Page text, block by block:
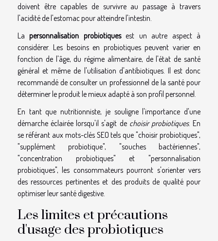
doivent être capables de survivre au passage à travers
l'acidité de l'estomac pour atteindre l'intestin.
Lapersonnalisation probiotiquesest un autre aspect à
considérer. Les besoins en probiotiques peuvent varier en
fonction de l'âge, du régime alimentaire, de l'état de santé
général et même de l'utilisation d'antibiotiques. Il est donc
recommandé de consulter un professionnel de la santé pour
déterminer le produit le mieux adapté à son profil personnel.
En tant que nutritionniste, je souligne l'importance d'une
démarche éclairée lorsqu'il s'agit de choisir probiotiques. En
se référant aux mots-clés SEO tels que "choisir probiotiques",
"supplément probiotique", "souches bactériennes",
"concentration probiotiques" et "personnalisation
probiotiques", les consommateurs pourront s'orienter vers
des ressources pertinentes et des produits de qualité pour
optimiser leur santé digestive.
Les limites et précautions
d'usage des probiotiques